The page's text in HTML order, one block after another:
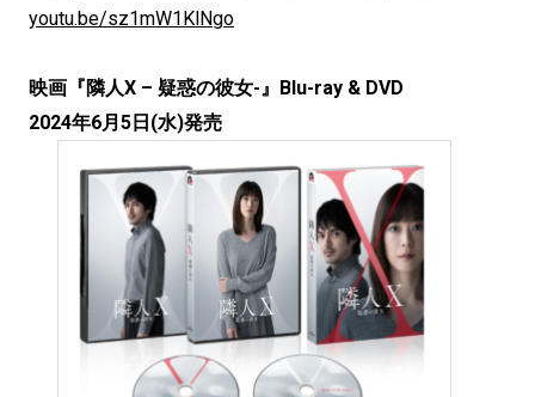
youtu.be/sz1mW1KlNgo
映画『隣人X – 疑惑の彼女-』Blu-ray & DVD
2024年6月5日(水)発売